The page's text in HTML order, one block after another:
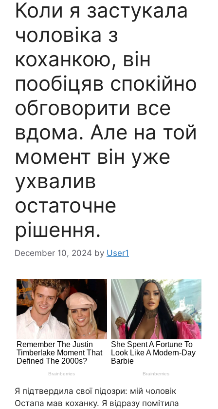
Коли я застукала
чоловіка з
коханкою, він
пообіцяв спокійно
обговорити все
вдома. Але на той
момент він уже
ухвалив
остаточне
рішення.
December 10, 2024 by User1
Я підтвердила свої підозри: мій чоловік
Остапа мав коханку. Я відразу помітила